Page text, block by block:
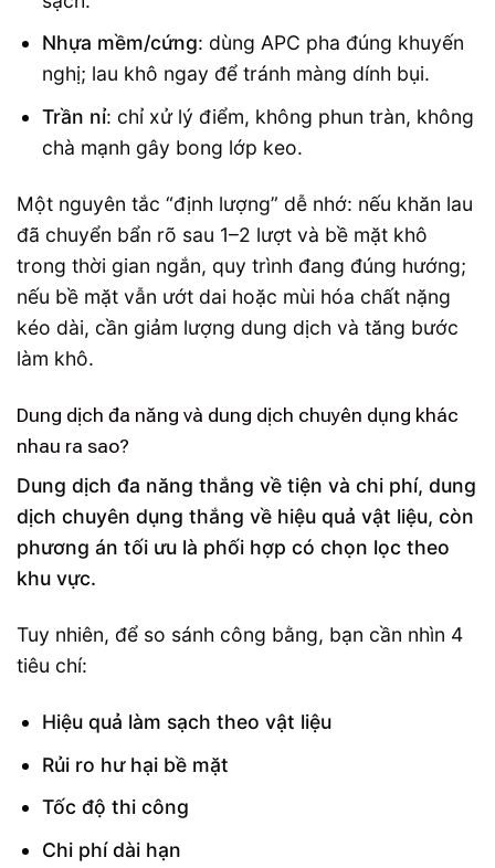
Nhựa mềm/cứng: dùng APC pha đúng khuyến
nghị; lau khô ngay để tránh màng dính bụi.
Trần nỉ: chỉ xử lý điểm, không phun tràn, không
chà mạnh gây bong lớp keo.
Một nguyên tắc “định lượng” dễ nhớ: nếu khăn lau
đã chuyển bẩn rõ sau 1–2 lượt và bề mặt khô
trong thời gian ngắn, quy trình đang đúng hướng;
nếu bề mặt vẫn ướt dai hoặc mùi hóa chất nặng
kéo dài, cần giảm lượng dung dịch và tăng bước
làm khô.
Dung dịch đa năng và dung dịch chuyên dụng khác
nhau ra sao?
Dung dịch đa năng thắng về tiện và chi phí, dung
dịch chuyên dụng thắng về hiệu quả vật liệu, còn
phương án tối ưu là phối hợp có chọn lọc theo
khu vực.
Tuy nhiên, để so sánh công bằng, bạn cần nhìn 4
tiêu chí:
Hiệu quả làm sạch theo vật liệu
Rủi ro hư hại bề mặt
Tốc độ thi công
Chi phí dài hạn